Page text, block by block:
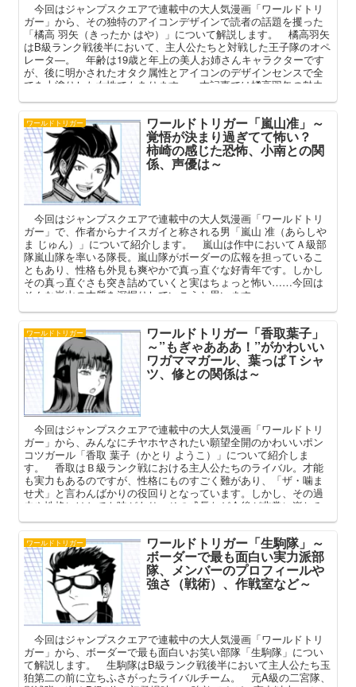
今回はジャンプスクエアで連載中の大人気漫画「ワールドトリ
ガー」から、その独特のアイコンデザインで読者の話題を攫った
「橘高 羽矢（きったか はや）」について解説します。 橘高羽矢
はB級ランク戦後半において、主人公たちと対戦した王子隊のオペ
レータ―。 年齢は19歳と年上の美人お姉さんキャラクターです
が、後に明かされたオタク属性とアイコンのデザインセンスで全
てを上塗りした女性でもあります。 本記事では橘高羽矢の魅力
ワールドトリガー ワールドトリガー「嵐山准」～
覚悟が決まり過ぎてて怖い？
柿崎の感じた恐怖、小南との関
係、声優は～
今回はジャンプスクエアで連載中の大人気漫画「ワールドトリ
ガー」で、作者からナイスガイと称される男「嵐山 准（あらしや
ま じゅん）」について紹介します。 嵐山は作中においてＡ級部
隊嵐山隊を率いる隊長。嵐山隊がボーダーの広報を担っているこ
ともあり、性格も外見も爽やかで真っ直ぐな好青年です。しかし
その真っ直ぐさも突き詰めていくと実はちょっと怖い……今回は
そんな嵐山の本質を深掘りしていこうと思います。
ワールドトリガー ワールドトリガー「香取葉子」
～”もぎゃあああ！”がかわいい
ワガママガール、葉っぱＴシャ
ツ、修との関係は～
今回はジャンプスクエアで連載中の大人気漫画「ワールドトリ
ガー」から、みんなにチヤホヤされたい願望全開のかわいいポン
コツガール「香取 葉子（かとり ようこ）」について紹介しま
す。 香取はＢ級ランク戦における主人公たちのライバル。才能
も実力もあるのですが、性格にものすごく難があり、「ザ・噛ま
せ犬」と言わんばかりの役回りとなっています。しかし、その過
去や性格にはとても味があり、その成長など今後が非常に楽しみ
ワールドトリガー ワールドトリガー「生駒隊」～
ボーダーで最も面白い実力派部
隊、メンバーのプロフィールや
強さ（戦術）、作戦室など～
今回はジャンプスクエアで連載中の大人気漫画「ワールドトリ
ガー」から、ボーダーで最も面白いお笑い部隊「生駒隊」につい
て解説します。 生駒隊はB級ランク戦後半において主人公たち玉
狛第二の前に立ちふさがったライバルチーム。 元A級の二宮隊、